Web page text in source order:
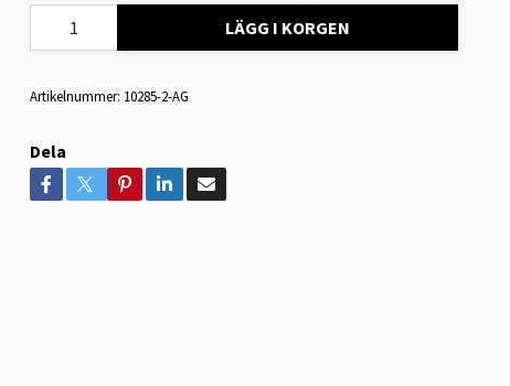
LÄGG I KORGEN
Artikelnummer: 10285-2-AG
Dela